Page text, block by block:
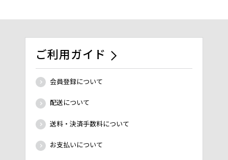
ご利用ガイド
会員登録について
配送について
送料・決済手数料について
お支払いについて